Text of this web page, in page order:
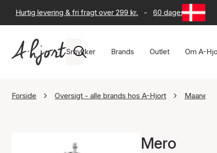
Hurtig levering & fri fragt over 299 kr. - 60 dages returret
Smykker Brands Outlet Om A-
Forside Oversigt - alle brands hos A-Hjort
Mero